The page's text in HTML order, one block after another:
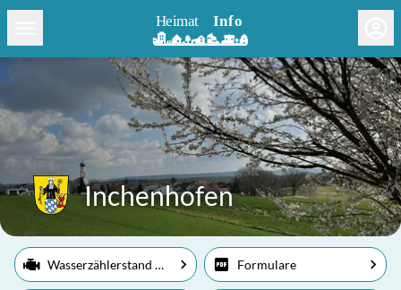
Inchenhofen
Wasserzählerstand melden Formulare